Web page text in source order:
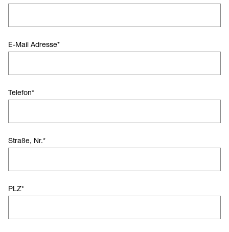
E-Mail Adresse*
Telefon*
Straße, Nr.*
PLZ*